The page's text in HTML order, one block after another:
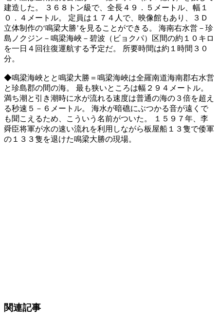
建造した。 ３６８トン級で、全長４９．５メートル、幅１
０．４メートル。 定員は１７４人で、映像館もあり、３Ｄ
立体制作の‘鳴梁大勝’を見ることができる。 海南右水営－珍
島ノクジン－鳴梁海峽－碧波（ビョクパ）区間の約１０キロ
を一日４回往復運航する予定だ。 所要時間は約１時間３０
分。
◆鳴梁海峽とと鳴梁大勝＝鳴梁海峽は全羅南道海南郡右水営
と珍島郡の間の海。 最も狭いところは幅２９４メートル。
満ち潮と引き潮時に水が流れる速度は普通の海の３倍を超え
る秒速５－６メートル。 海水が暗礁にぶつかる音が遠くで
も聞こえるため、こういう名前がついた。 １５９７年、李
舜臣将軍が水の速い流れを利用しながら板屋船１３隻で倭軍
の１３３隻を退けた鳴梁大勝の現場。
関連記事